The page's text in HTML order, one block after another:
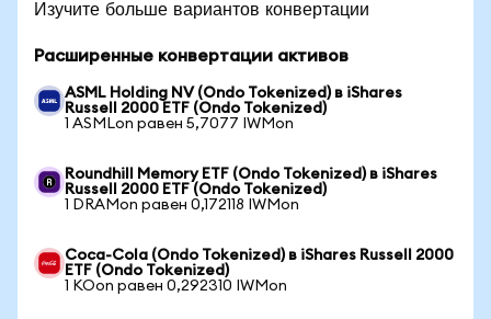
Изучите больше вариантов конвертации
Расширенные конвертации активов
ASML Holding NV (Ondo Tokenized) в iShares
Russell 2000 ETF (Ondo Tokenized)
1 ASMLon равен 5,7077 IWMon
Roundhill Memory ETF (Ondo Tokenized) в iShares
Russell 2000 ETF (Ondo Tokenized)
1 DRAMon равен 0,172118 IWMon
Coca-Cola (Ondo Tokenized) в iShares Russell 2000
ETF (Ondo Tokenized)
1 KOon равен 0,292310 IWMon